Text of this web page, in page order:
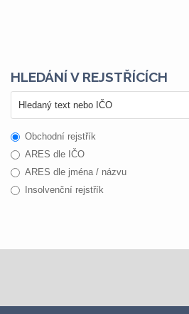
HLEDÁNÍ V REJSTŘÍCÍCH
Obchodní rejstřík
ARES dle IČO
ARES dle jména / názvu
Insolvenční rejstřík